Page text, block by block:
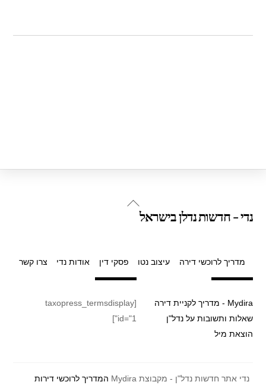
Back
נדי - חדשות נדלן בישראל
מדריך לרוכשי דירה עיצוב נטו פסקי דין אודות נדי צרו קשר
Mydira - מדריך לקניית דירה
שאלות ותשובות על נדל"ן
הוצאת מיל
[taxopress_termsdisplay
id="1"]
נדי אתר חדשות נדל"ן - מקבוצת Mydira המדריך לרוכשי דירות